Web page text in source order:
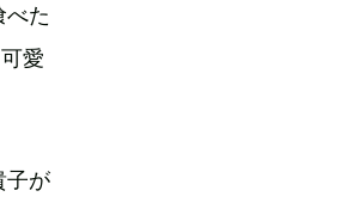
べた
愛
子が